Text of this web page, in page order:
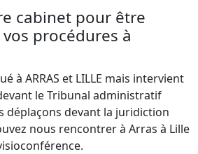
cabinet pour être
procédures à
à ARRAS et LILLE mais intervient
le Tribunal administratif
déplaçons devant la juridiction
nous rencontrer à Arras à Lille